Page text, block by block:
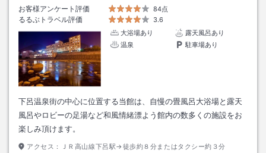
お客様アンケート評価
84点
るるぶトラベル評価
3.6
大浴場あり
露天風呂あり
温泉
駐車場あり
下呂温泉街の中心に位置する当館は、自慢の畳風呂大浴場と露天
風呂やロビーの足湯など和風情緒漂よう館内の数多くの施設をお
楽しみ頂けます。
アクセス： ＪＲ高山線下呂駅→徒歩約８分またはタクシー約３分